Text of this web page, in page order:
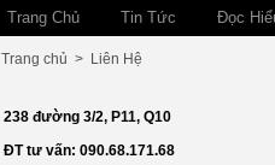
Trang Chủ Tin Tức Đọc
Trang chủ > Liên Hệ
238 đường 3/2, P11, Q10
ĐT tư vấn: 090.68.171.68